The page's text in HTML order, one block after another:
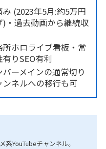
(2023年5月:約5万円
)・過去動画から継続収
所ホロライブ看板・常
りSEO有利
バーメインの通常切り
ンネルへの移行も可
YouTubeチャンネル。